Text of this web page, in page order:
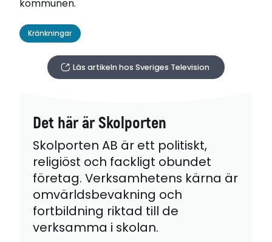
kommunen.
Kränkningar
Läs artikeln hos Sveriges Television
Det här är Skolporten
Skolporten AB är ett politiskt,
religiöst och fackligt obundet
företag. Verksamhetens kärna är
omvärldsbevakning och
fortbildning riktad till de
verksamma i skolan.